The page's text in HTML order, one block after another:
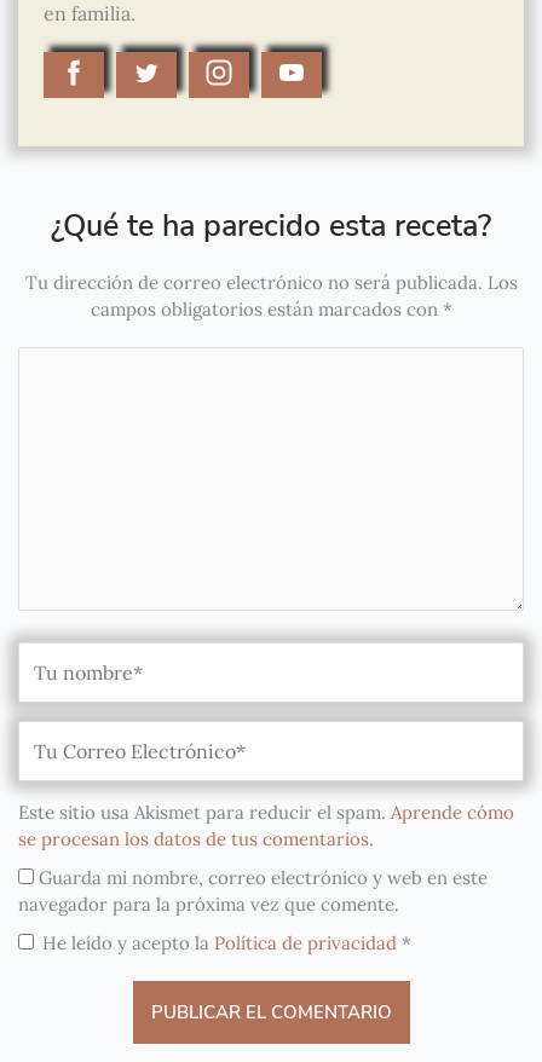
en familia.
¿Qué te ha parecido esta receta?
Tu dirección de correo electrónico no será publicada. Los
campos obligatorios están marcados con *
Este sitio usa Akismet para reducir el spam. Aprende cómo
se procesan los datos de tus comentarios.
Guarda mi nombre, correo electrónico y web en este
navegador para la próxima vez que comente.
He leído y acepto la Política de privacidad *